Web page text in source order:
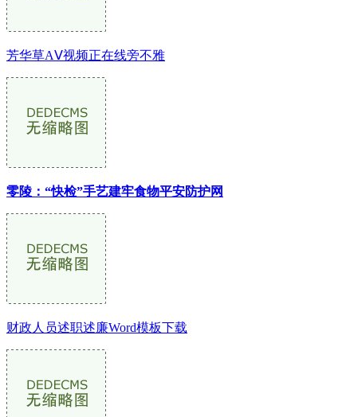
芳华草AⅤ视频正在线旁不雅
零陵：“快检”手艺建牢食物平安防护网
财政人员述职述廉Word模板下载